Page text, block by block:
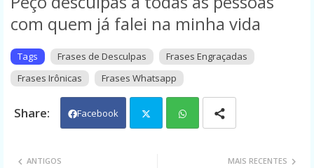
com quem já falei na minha vida
Tags Frases de Desculpas
Frases Engraçadas
Frases Irônicas
Frases Whatsapp
Facebook
MAIS RECENTES
ANTIGOS